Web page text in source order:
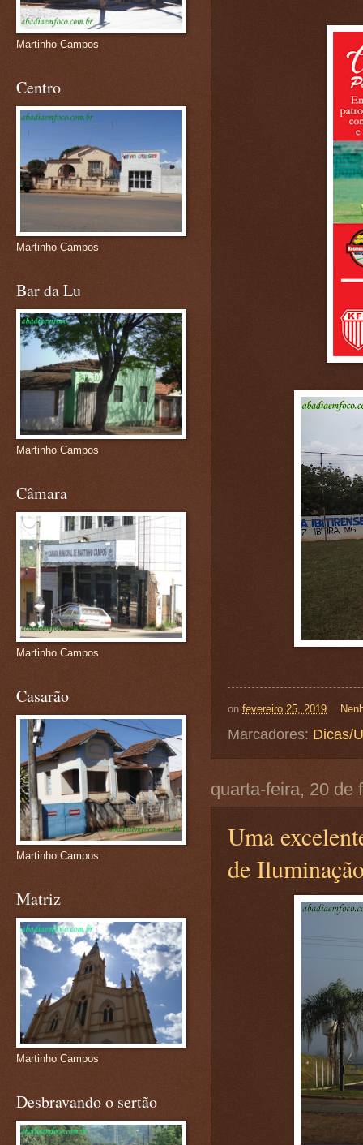
on fevereiro 25, 2019
Marcadores: Dicas/
quarta-feira, 20 de
Uma
de
Martinho Campos
Centro
Martinho Campos
Bar da Lu
Martinho Campos
Câmara
Martinho Campos
Casarão
Martinho Campos
Matriz
Martinho Campos
Desbravando o sertão